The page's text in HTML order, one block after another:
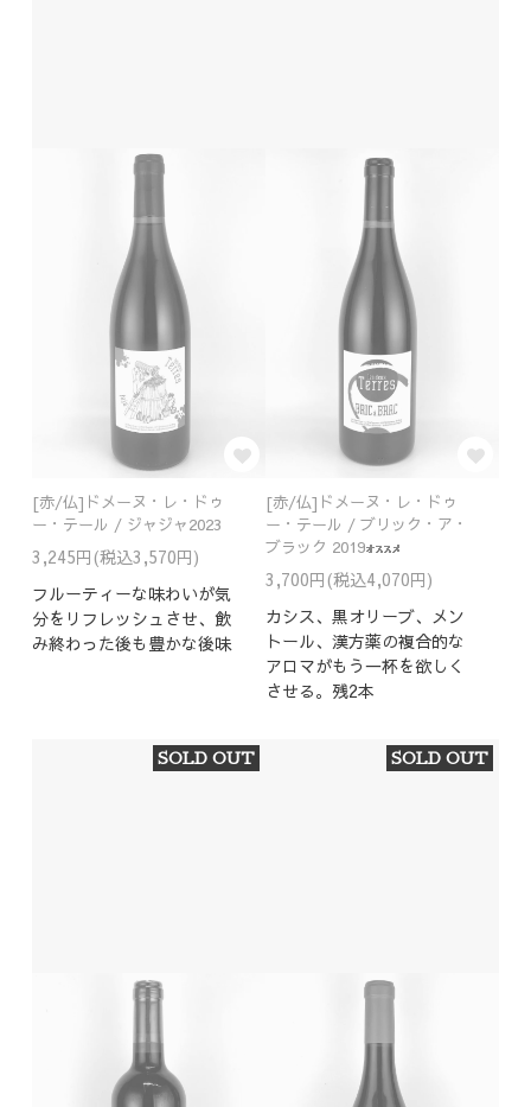
[赤/仏]ドメーヌ・レ・ドゥ
ー・テール / ジャジャ2023
3,245円(税込3,570円)
フルーティーな味わいが気
分をリフレッシュさせ、飲
み終わった後も豊かな後味
[赤/仏]ドメーヌ・レ・ドゥ
ー・テール / ブリック・ア・
ブラック 2019
3,700円(税込4,070円)
カシス、黒オリーブ、メン
トール、漢方薬の複合的な
アロマがもう一杯を欲しく
させる。残2本
SOLD OUT SOLD OUT